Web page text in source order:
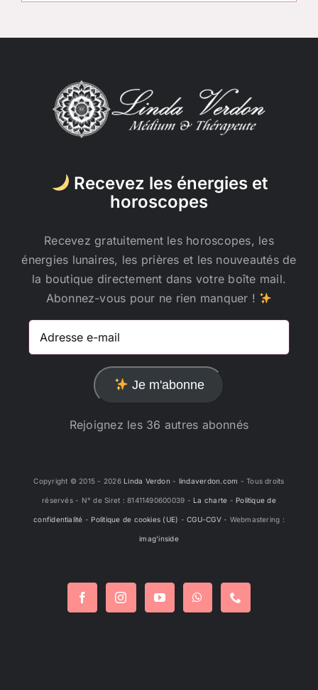
Recevez les énergies et
horoscopes
Recevez gratuitement les horoscopes, les
énergies lunaires, les prières et les nouveautés de
la boutique directement dans votre boîte mail.
Abonnez-vous pour ne rien manquer !
Je m'abonne
Rejoignez les 36 autres abonnés
Copyright © 2015 - 2026 Linda Verdon- lindaverdon.com - Tous droits
réservés - N° de Siret : 81411490600039 - La charte - Politique de
confidentialité - Politique de cookies (UE) -CGU-CGV- Webmastering :
imag'inside